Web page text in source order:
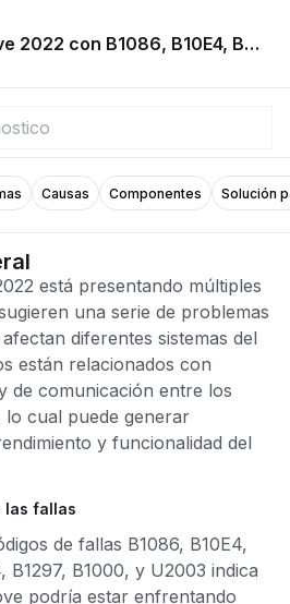
Chevrolet Groove 2022 con B1086, B10E4, B1064, U2600, B1284, B1297, B1000, U2003
Causas Componentes Solución
está presentando múltiples
una serie de problemas
diferentes sistemas del
están relacionados con
de comunicación entre los
cual puede generar
y funcionalidad del
las fallas
de fallas B1086, B10E4,
B1297, B1000, y U2003 indica
podría estar enfrentando